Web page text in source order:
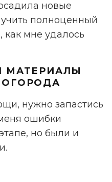
новые
полноценный
мне удалось
МАТЕРИАЛЫ
нужно запастись
ошибки
но были и